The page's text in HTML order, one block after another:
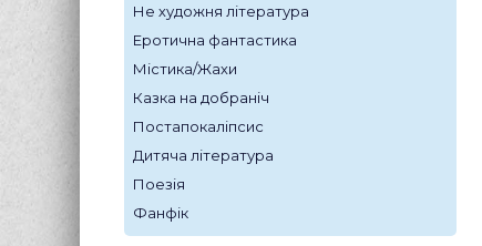
Не художня література
Еротична фантастика
Містика/Жахи
Казка на добраніч
Постапокаліпсис
Дитяча література
Поезія
Фанфік